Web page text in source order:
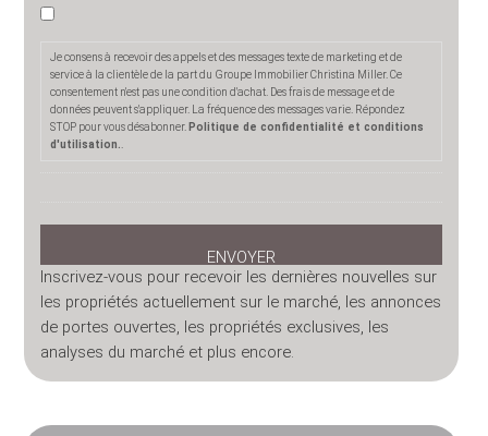
Je consens à recevoir des appels et des messages texte de marketing et de
service à la clientèle de la part du Groupe Immobilier Christina Miller. Ce
consentement n'est pas une condition d'achat. Des frais de message et de
données peuvent s'appliquer. La fréquence des messages varie. Répondez
STOP pour vous désabonner. Politique de confidentialité et conditions
d'utilisation.
Inscrivez-vous pour recevoir les dernières nouvelles sur
les propriétés actuellement sur le marché, les annonces
de portes ouvertes, les propriétés exclusives, les
analyses du marché et plus encore.